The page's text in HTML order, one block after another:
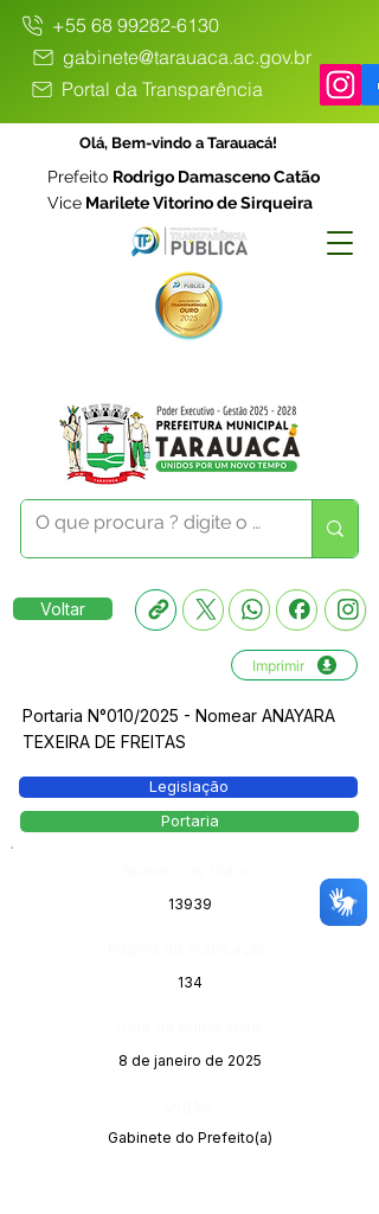
+55 68 99282-6130
gabinete@tarauaca.ac.gov.br
Portal da Transparência
Olá, Bem-vindo a Tarauacá!
Prefeito Rodrigo Damasceno Catão
Vice Marilete Vitorino de Sirqueira
Voltar
Imprimir
Portaria N°010/2025 - Nomear ANAYARA
TEXEIRA DE FREITAS
Legislação
Portaria
13939
134
8 de janeiro de 2025
Gabinete do Prefeito(a)